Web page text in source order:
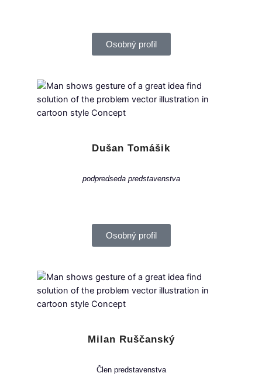
Osobný profil
Dušan Tomášik
podpredseda predstavenstva
Osobný profil
Milan Ruščanský
Člen predstavenstva